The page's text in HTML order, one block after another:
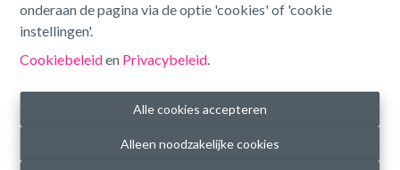
onderaan de pagina via de optie 'cookies' of 'cookie
instellingen'.
Cookiebeleiden Privacybeleid.
Alle cookies accepteren
Alleen noodzakelijke cookies